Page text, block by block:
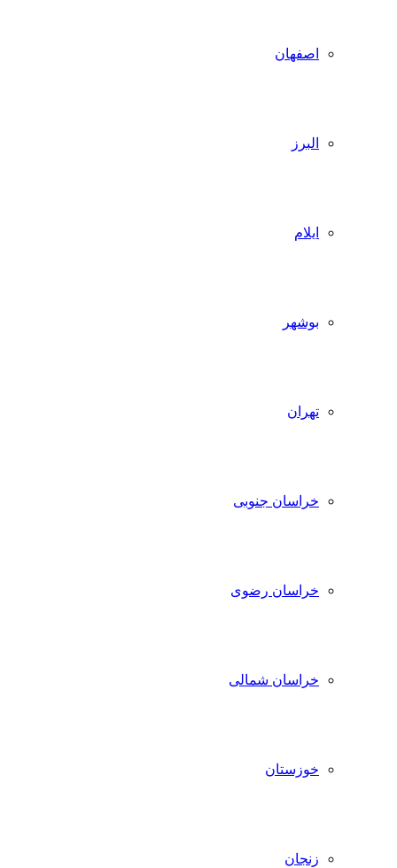
اصفهان
البرز
ایلام
بوشهر
تهران
خراسان جنوبی
خراسان رضوی
خراسان شمالی
خوزستان
زنجان